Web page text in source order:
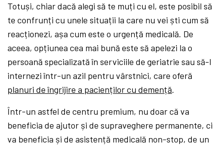
Totuși, chiar dacă alegi să te muți cu el, este posibil să
te confrunți cu unele situații la care nu vei ști cum să
reacționezi, așa cum este o urgență medicală. De
aceea, opțiunea cea mai bună este să apelezi la o
persoană specializată în serviciile de geriatrie sau să-l
internezi într-un azil pentru vârstnici, care oferă
planuri de îngrijire a pacienților cu demență.
Într-un astfel de centru premium, nu doar că va
beneficia de ajutor și de supraveghere permanente, ci
va beneficia și de asistență medicală non-stop, de un